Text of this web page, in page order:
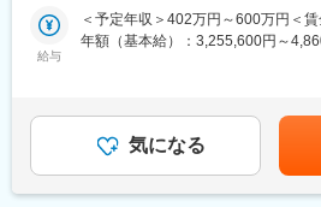
■研修体制
入社後、まずは1週間程度の社内研
（1）見積書、売上伝票の作成、在
の操作
（2）電気メスやす手術用ライト・
・オンライン診療における事務業務
プロジェクトの推進
・お薬や各資材の在庫管理
ーク含む）
給与
＜予定年収＞402万円～600万円＜
年額（基本給）：3,255,600円～
補足＞※経験、能力、現年収等を考
たします。賃金はあくまでも目安の
下する可能性があります。月給(月額
す。
気になる